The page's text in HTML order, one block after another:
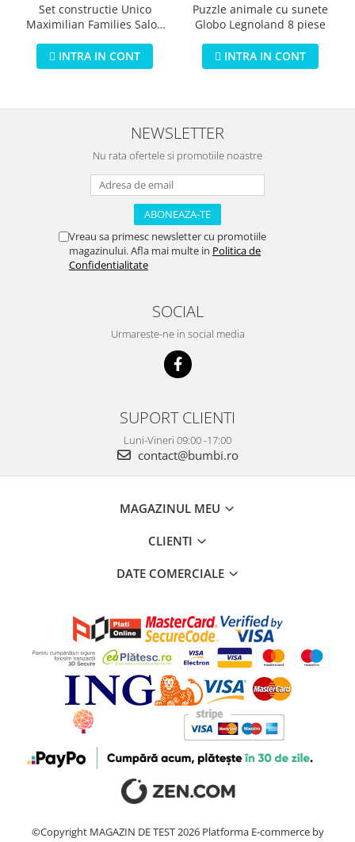
Set constructie Unico
Maximilian Families Salon
INTRA IN CONT
Puzzle animale cu sunete
Globo Legnoland 8 piese
INTRA IN CONT
NEWSLETTER
Nu rata ofertele si promotiile noastre
Vreau sa primesc newsletter cu promotiile
magazinului. Afla mai multe in Politica de
Confidentialitate
SOCIAL
Urmareste-ne in social media
SUPORT CLIENTI
Luni-Vineri 09:00 -17:00
contact@bumbi.ro
MAGAZINUL MEU
CLIENTI
DATE COMERCIALE
©Copyright MAGAZIN DE TEST 2026 Platforma E-commerce by